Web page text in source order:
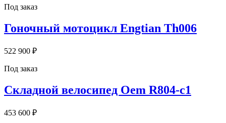
Под заказ
Гоночный мотоцикл Engtian Th006
522 900 ₽
Под заказ
Складной велосипед Oem R804-c1
453 600 ₽